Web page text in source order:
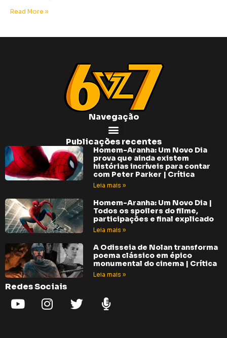
Read More »
Navegação
Publicações recentes
Homem-Aranha: Um Novo Dia
prova que ainda existem
histórias incríveis para contar
com Peter Parker | Crítica
Leia mais »
Homem-Aranha: Um Novo Dia |
Todos os spoilers do filme,
participações e final explicado
Leia mais »
A Odisseia de Nolan transforma
poema clássico em épico
monumental do cinema | Crítica
Leia mais »
Redes Sociais